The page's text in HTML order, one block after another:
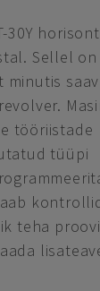
30Y
Sellel on
tööriistade
tüüpi
teha